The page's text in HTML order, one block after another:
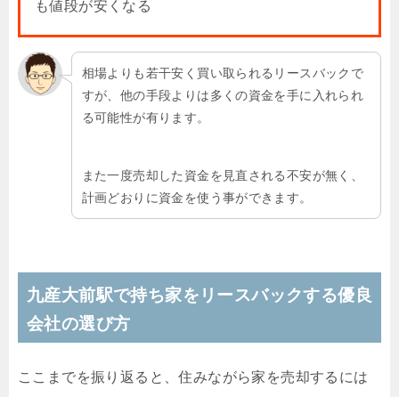
も値段が安くなる
相場よりも若干安く買い取られるリースバックで
すが、他の手段よりは多くの資金を手に入れられ
る可能性が有ります。
また一度売却した資金を見直される不安が無く、
計画どおりに資金を使う事ができます。
九産大前駅で持ち家をリースバックする優良
会社の選び方
ここまでを振り返ると、住みながら家を売却するには